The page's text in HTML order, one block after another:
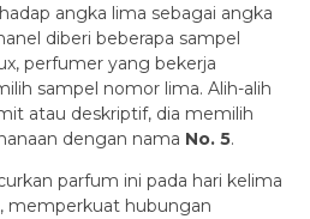
angka lima sebagai angka
diberi beberapa sampel
perfumer yang bekerja
sampel nomor lima. Alih-alih
atau deskriptif, dia memilih
dengan nama No. 5.
parfum ini pada hari kelima
memperkuat hubungan